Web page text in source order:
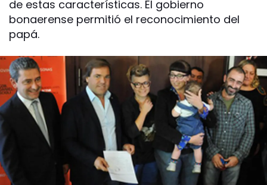
de estas características. El gobierno
bonaerense permitió el reconocimiento del
papá.